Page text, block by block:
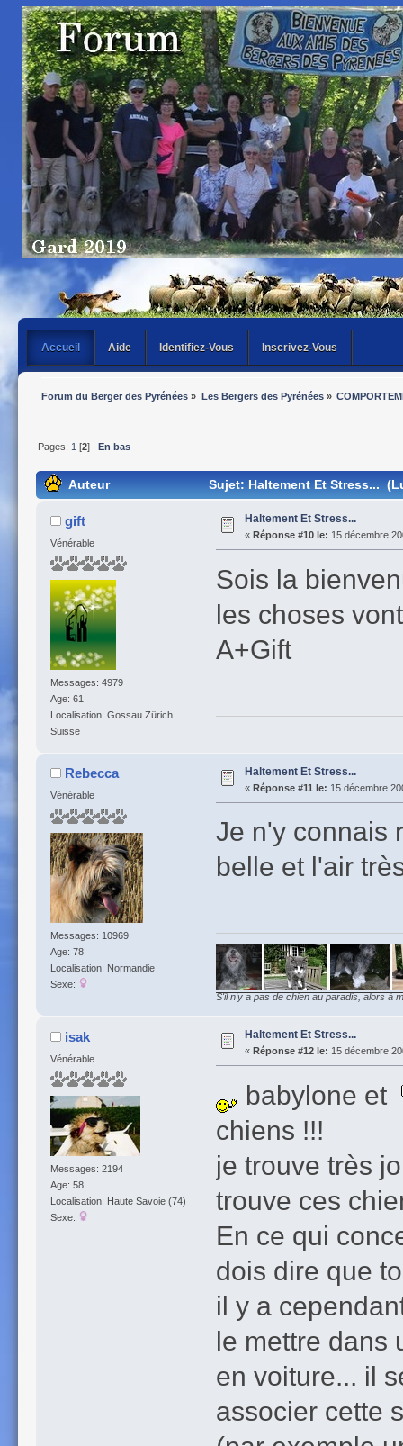
Accueil Aide Identifiez-Vous Inscrivez-Vous
Forum du Berger des Pyrénées » Les Bergers des Pyrénées»
Pages: 1 [2] En bas
Auteur Sujet: Haltement Et Stress...
gift
Vénérable
Messages: 4979
Age: 61
Localisation: Gossau Zürich
Suisse
Haltement Et Stress...
« Réponse #10 le: 15 décembre
Sois la
les choses
A+Gift
Rebecca
Vénérable
Messages: 10969
Age: 78
Localisation: Normandie
Sexe:
Haltement Et Stress...
« Réponse #11 le: 15 décembre
Je n'y connais
belle et l'air
S'il n'y a pas de chien au paradis, alors à
isak
Vénérable
Messages: 2194
Age: 58
Localisation: Haute Savoie (74)
Sexe:
Haltement Et Stress...
« Réponse #12 le: 15 décembre
babylone et
chiens !!!
je trouve très
trouve ces
En ce qui
dois dire que
il y a
le mettre dans
en voiture... il
associer cette